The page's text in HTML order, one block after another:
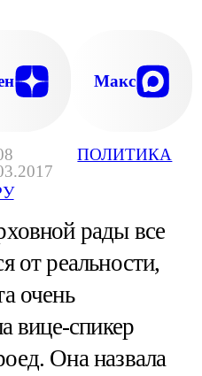
ПОЛИТИКА
Макс
рады все
от реальности,
очень
вице-спикер
Она назвала